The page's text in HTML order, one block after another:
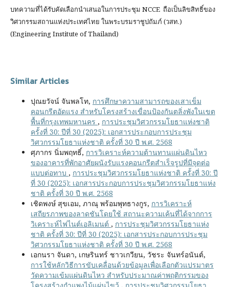
บทความที่ได้รับคัดเลือกนำเสนอในการประชุม NCCE ถือเป็นลิขสิทธิ์ของ
วิศวกรรมสถานแห่งประเทศไทย ในพระบรมราชูปถัมภ์ (วสท.)
(Engineering Institute of Thailand)
Similar Articles
ปุณยวัจน์ จันพลโท, การศึกษาความสามารถของเสาเข็ม
คอนกรีตอัดแรง สำหรับโครงสร้างเขื่อนป้องกันตลิ่งพังในเขต
พื้นที่กรุงเทพมหานคร , การประชุมวิศวกรรมโยธาแห่งชาติ
ครั้งที่ 30: ปีที่ 30 (2025): เอกสารประกอบการประชุม
วิศวกรรมโยธาแห่งชาติ ครั้งที่ 30 ปี พ.ศ. 2568
ศุภากร นิ่มพฤทธิ์, การวิเคราะห์ความต้านทานแผ่นดินไหว
ของอาคารที่พักอาศัยผนังรับแรงคอนกรีตสำเร็จรูปที่มีจุดต่อ
แบบต่อทาบ , การประชุมวิศวกรรมโยธาแห่งชาติ ครั้งที่ 30: ปี
ที่ 30 (2025): เอกสารประกอบการประชุมวิศวกรรมโยธาแห่ง
ชาติ ครั้งที่ 30 ปี พ.ศ. 2568
เชิดพงษ์ สุขเอม, ภาณุ พร้อมพุทธางกูร, การวิเคราะห์
เสถียรภาพของลาดชันโดยใช้ สถานะความเค้นที่ได้จากการ
วิเคราะห์ไฟไนต์เอลิเมนต์ , การประชุมวิศวกรรมโยธาแห่ง
ชาติ ครั้งที่ 30: ปีที่ 30 (2025): เอกสารประกอบการประชุม
วิศวกรรมโยธาแห่งชาติ ครั้งที่ 30 ปี พ.ศ. 2568
เอกนรา จันดา, เกษรินทร์ ชาวเกวียน, วัชระ จันทร์อนันต์,
การใช้หลักวิธีการขับเคลื่อนด้วยข้อมูลเพื่อเลือกตัวแปรมาตร
วัดความเข้มแผ่นดินไหว สำหรับประมาณค่าพฤติกรรมของ